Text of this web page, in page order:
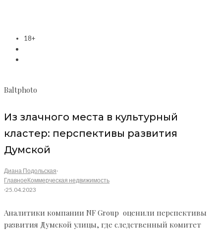
18+
Baltphoto
Из злачного места в культурный
кластер: перспективы развития
Думской
Диана Подольская·
ГлавноеКоммерческая недвижимость
·25.04.2023
Аналитики компании NF Group оценили перспективы
развития Думской улицы, где следственный комитет